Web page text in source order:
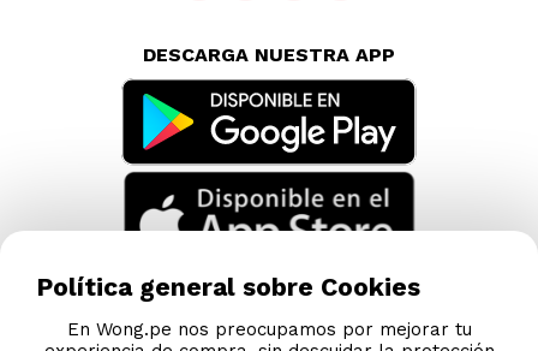
DESCARGA NUESTRA APP
Política general sobre Cookies
En Wong.pe nos preocupamos por mejorar tu